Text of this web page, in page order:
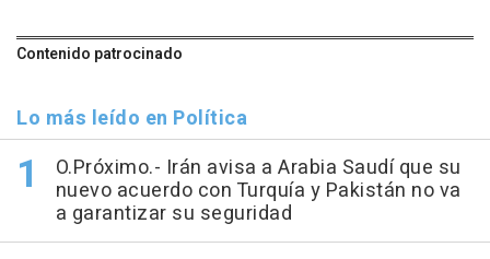
Contenido patrocinado
Lo más leído en Política
O.Próximo.- Irán avisa a Arabia Saudí que su
nuevo acuerdo con Turquía y Pakistán no va
a garantizar su seguridad